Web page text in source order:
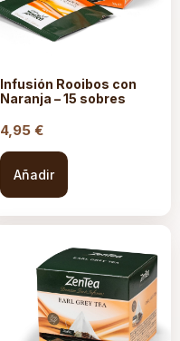
Infusión Rooibos con
Naranja – 15 sobres
4,95 €
Añadir